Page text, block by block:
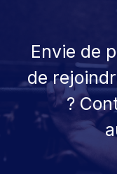
Envie de
de
?